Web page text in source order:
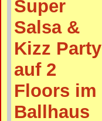
Super
Salsa &
Kizz Party
auf 2
Floors im
Ballhaus